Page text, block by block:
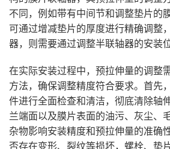
不同，例如带有中间节和调整垫片的
可通过增减垫片的厚度进行精确调整
器，则需要通过调整半联轴器的安装
在实际安装过程中，预拉伸量的调整
方法，确保调整精度符合要求。首先
件进行全面检查和清洁，彻底清除轴
兰端面以及膜片表面的油污、灰尘、
杂物影响安装精度和预拉伸量的准确
否存在变形、裂纹等损坏，螺栓、垫